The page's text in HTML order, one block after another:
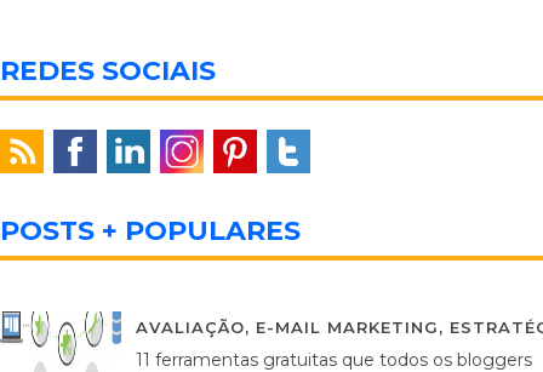
REDES SOCIAIS
POSTS + POPULARES
AVALIAÇÃO, E-MAIL MARKETING,
11 ferramentas gratuitas que todos os bloggers